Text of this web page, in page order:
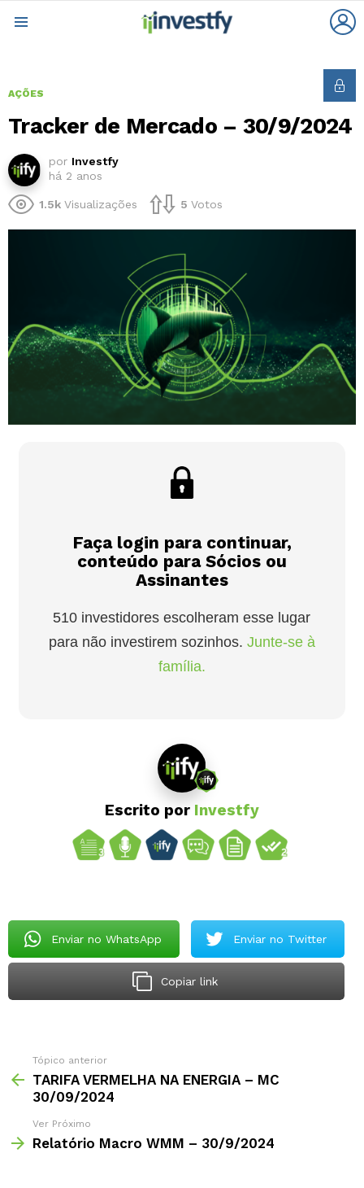
AÇÕES
Tracker de Mercado – 30/9/2024
por Investfy
há 2 anos
1.5k Visualizações 5 Votos
Faça login para continuar,
conteúdo para Sócios ou
Assinantes
510 investidores escolheram esse lugar
para não investirem sozinhos. Junte-se à
família.
Escrito por Investfy
Enviar no WhatsApp Enviar no Twitter
Copiar link
Tópico anterior
TARIFA VERMELHA NA ENERGIA – MC
30/09/2024
Ver Próximo
Relatório Macro WMM – 30/9/2024